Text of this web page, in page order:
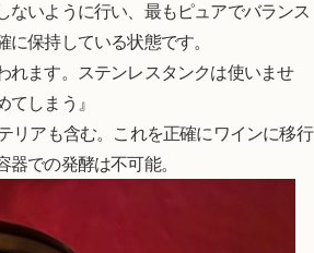
いように行い、最もピュアでバランス
保持している状態です。
れます。ステンレスタンクは使いませ
しまう』
リアも含む。これを正確にワインに移行
での発酵は不可能。